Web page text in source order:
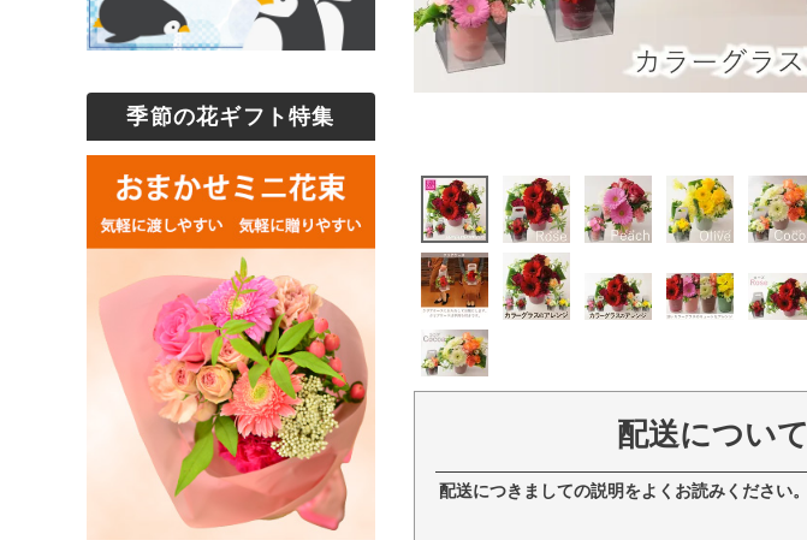
季節の花ギフト特集
配送について
配送につきましての説明をよくお読みください。